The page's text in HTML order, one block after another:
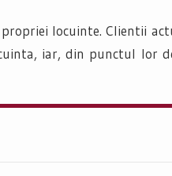
locuinte. Clientii
iar, din punctul lor